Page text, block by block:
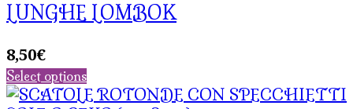
LUNGHE LOMBOK
8,50€
Select options